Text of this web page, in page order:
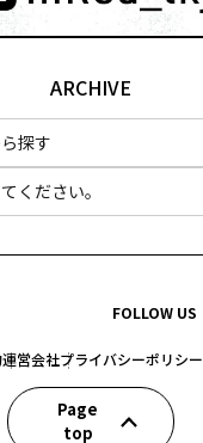
ARCHIVE
FOLLOW US
運営会社プライバシーポリシー
Page
top